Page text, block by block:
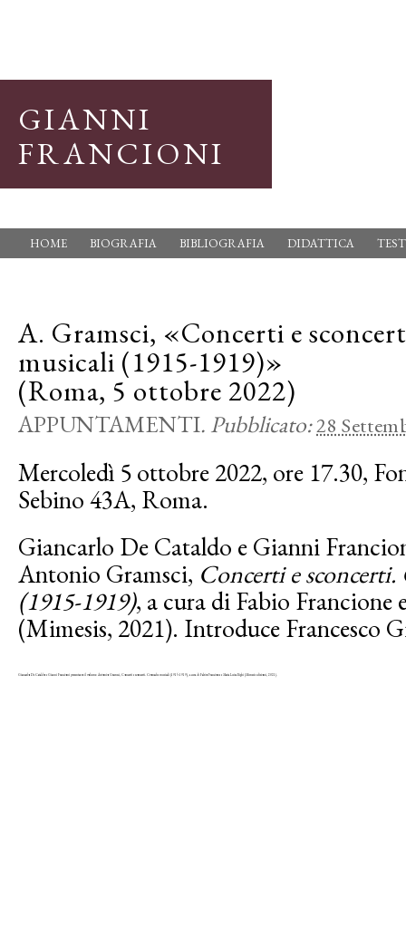
GIANNI
FRANCIONI
HOME BIOGRAFIA BIBLIOGRAFIA DIDATTICA
A. Gramsci, «Concerti e
musicali (1915-1919)»
(Roma, 5 ottobre 2022)
APPUNTAMENTI. Pubblicato:28
Mercoledì 5 ottobre 2022, ore 17.30,
Sebino 43A, Roma.
Giancarlo De Cataldo e Gianni
Antonio Gramsci, Concerti e
(1915-1919), a cura di Fabio
(Mimesis, 2021). Introduce Francesco
Giancarlo De Cataldo e Gianni Francioni presentano il volume: Antonio Gramsci, Concerti e sconcerti. Cronache musicali (1915-1919), a cura di Fabio Francione e Maria Luisa Righi (Mimesis edizioni, 2021).